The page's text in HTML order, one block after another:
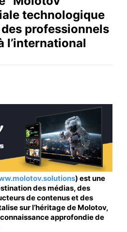
technologique
professionnels
l’international
) est une
des médias, des
de contenus et des
sur l’héritage de Molotov,
approfondie de